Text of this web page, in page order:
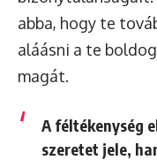
abba, hogy te
aláásni a te
magát.
A féltékenység
szeretet jele,